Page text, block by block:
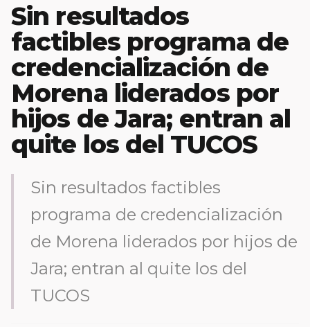
Sin resultados
factibles programa de
credencialización de
Morena liderados por
hijos de Jara; entran al
quite los del TUCOS
Sin resultados factibles
programa de credencialización
de Morena liderados por hijos de
Jara; entran al quite los del
TUCOS